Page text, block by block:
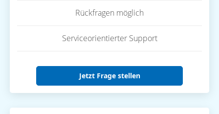
Rückfragen möglich
Serviceorientierter Support
Jetzt Frage stellen